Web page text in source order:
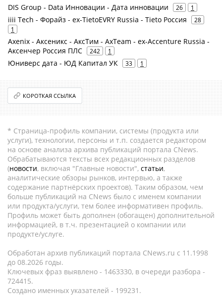
DIS Group - Data Инновации - Дата инновации 26 1
iiii Tech - Форайз - ex-TietoEVRY Russia - Tieto Россия
28
1
Axenix - Аксеникс - АксТим - AxTeam - ex-Accenture Russia -
Аксенчер Россия ПЛС
242 1
Юниверс дата - ЮД Капитал УК 33 1
КОРОТКАЯ ССЫЛКА
* Страница-профиль компании, системы (продукта или
услуги), технологии, персоны и т.п. создается редактором
на основе анализа архива публикаций портала CNews.
Обрабатываются тексты всех редакционных разделов
(новости, включая "Главные новости", статьи,
аналитические обзоры рынков, интервью, а также
содержание партнёрских проектов). Таким образом, чем
больше публикаций на CNews было с именем компании
или продукта/услуги, тем более информативен профиль.
Профиль может быть дополнен (обогащен) дополнительной
информацией, в т.ч. презентацией о компании или
продукте/услуге.
Обработан архив публикаций портала CNews.ru c 11.1998
до 08.2026 годы.
Ключевых фраз выявлено - 1463330, в очереди разбора -
724415.
Создано именных указателей - 199231.